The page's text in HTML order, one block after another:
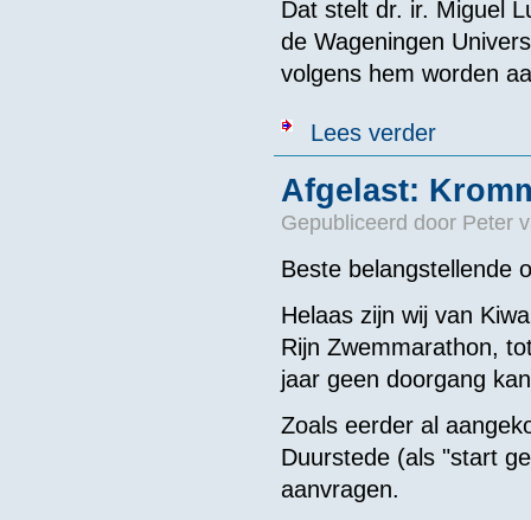
Dat stelt dr. ir. Miguel
de Wageningen
volgens hem worden
Lees verderover
Afgelast:
Gepubliceerd door Peter
Beste belangstellende
Helaas zijn wij van
Rijn Zwemmarathon,
jaar geen doorgang
Zoals eerder al
Duurstede (als "start
aanvragen.